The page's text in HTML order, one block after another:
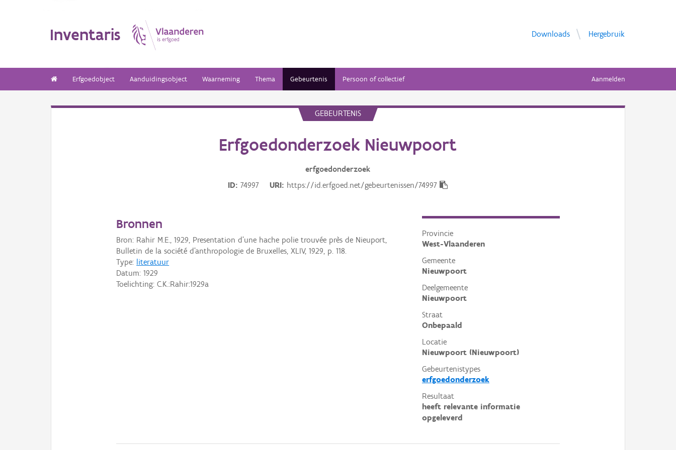
Inventaris Downloads Hergebruik
Erfgoedobject Aanduidingsobject Waarneming Thema Gebeurtenis Persoon of collectief Aanmelden
GEBEURTENIS
Erfgoedonderzoek Nieuwpoort
erfgoedonderzoek
ID
74997 URI https://id.erfgoed.net/gebeurtenissen/74997
Provincie
West-Vlaanderen
Gemeente
Nieuwpoort
Deelgemeente
Nieuwpoort
Straat
Onbepaald
Locatie
Nieuwpoort (Nieuwpoort)
Gebeurtenistypes
erfgoedonderzoek
Resultaat
heeft relevante informatie
opgeleverd
Bronnen
Bron: Rahir M.E., 1929, Presentation d'une hache polie trouvée près de Nieuport,
Bulletin de la société d'anthropologie de Bruxelles, XLIV, 1929, p. 118.
Type: literatuur
Datum:1929
Toelichting: C.K.:Rahir:1929a